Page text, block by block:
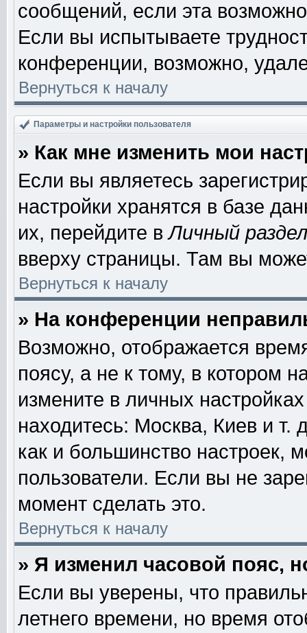
сообщений, если эта
Если вы испытываете
конференции, возможно,
Вернуться к началу
Параметры и настройки пользователя
» Как мне изменить мои
Если вы являетесь
настройки хранятся в базе
их, перейдите вЛичный раздел
вверху страницы. Там вы
Вернуться к началу
» На конференции
Возможно, отображается
поясу, а не к тому, в котором
измените в личных
находитесь: Москва, Киев и т.
как и большинство настроек,
пользователи. Если вы не
момент сделать это.
Вернуться к началу
» Я изменил часовой пояс,
Если вы уверены, что
летнего времени, но время